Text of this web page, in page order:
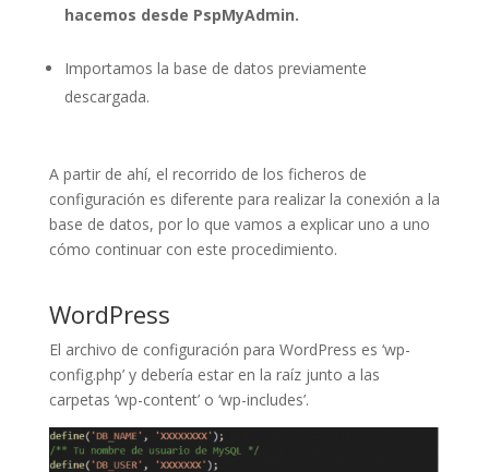
hacemos desde PspMyAdmin.
Importamos la base de datos previamente
descargada.
A partir de ahí, el recorrido de los ficheros de
configuración es diferente para realizar la conexión a la
base de datos, por lo que vamos a explicar uno a uno
cómo continuar con este procedimiento.
WordPress
El archivo de configuración para WordPress es ‘wp-
config.php’ y debería estar en la raíz junto a las
carpetas ‘wp-content’ o ‘wp-includes’.